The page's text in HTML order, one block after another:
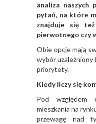
analiza naszych
pytań, na które
znajduje się
pierwotnego czy
Obie opcje mają
wybór uzależniony
priorytety.
Kiedy liczy się
Pod względem
mieszkania na
przewagę nad